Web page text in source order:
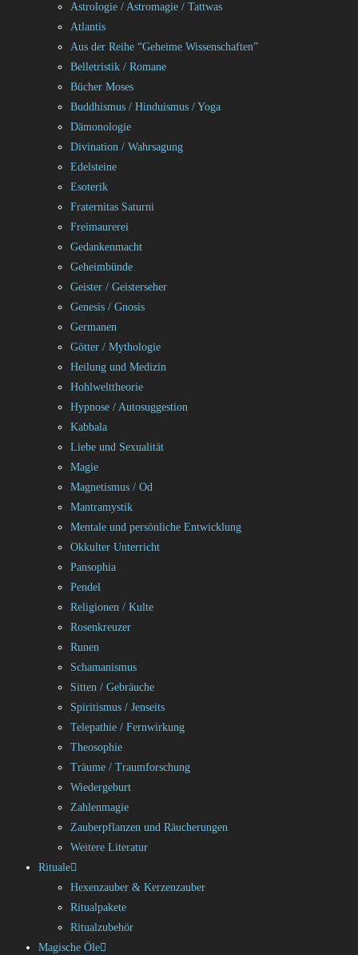
Astrologie / Astromagie / Tattwas
Atlantis
Aus der Reihe “Geheime Wissenschaften”
Belletristik / Romane
Bücher Moses
Buddhismus / Hinduismus / Yoga
Dämonologie
Divination / Wahrsagung
Edelsteine
Esoterik
Fraternitas Saturni
Freimaurerei
Gedankenmacht
Geheimbünde
Geister / Geisterseher
Genesis / Gnosis
Germanen
Götter / Mythologie
Heilung und Medizin
Hohlwelttheorie
Hypnose / Autosuggestion
Kabbala
Liebe und Sexualität
Magie
Magnetismus / Od
Mantramystik
Mentale und persönliche Entwicklung
Okkulter Unterricht
Pansophia
Pendel
Religionen / Kulte
Rosenkreuzer
Runen
Schamanismus
Sitten / Gebräuche
Spiritismus / Jenseits
Telepathie / Fernwirkung
Theosophie
Träume / Traumforschung
Wiedergeburt
Zahlenmagie
Zauberpflanzen und Räucherungen
Weitere Literatur
Rituale
Hexenzauber & Kerzenzauber
Ritualpakete
Ritualzubehör
Magische Öle